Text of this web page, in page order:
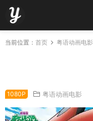
当前位置： 首页 粤语动画电影
1080P 粤语动画电影